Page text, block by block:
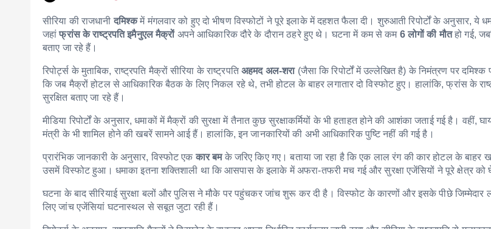
सीरिया की राजधानीदमिश्कमें मंगलवार को हुए दो भीषण विस्फोटों ने पूरे इलाके में दहशत फैला दी। शुरुआती रिपोर्टों के अनुसार, ये
जहांफ्रांस के राष्ट्रपति इमैनुएल मैक्रोंअपने आधिकारिक दौरे के दौरान ठहरे हुए थे। घटना में कम से कम 6 लोगों की मौतहो गई,
बताए जा रहे हैं।
रिपोर्ट्स के मुताबिक, राष्ट्रपति मैक्रों सीरिया के राष्ट्रपतिअहमद अल-शरा(जैसा कि रिपोर्टों में उल्लेखित है) के निमंत्रण पर दमिश्क
कि जब मैक्रों होटल से आधिकारिक बैठक के लिए निकल रहे थे, तभी होटल के बाहर लगातार दो विस्फोट हुए। हालांकि, फ्रांस के
सुरक्षित बताए जा रहे हैं।
मीडिया रिपोर्टों के अनुसार, धमाकों में मैक्रों की सुरक्षा में तैनात कुछ सुरक्षाकर्मियों के भी हताहत होने की आशंका जताई गई है। वहीं,
मंत्री के भी शामिल होने की खबरें सामने आई हैं। हालांकि, इन जानकारियों की अभी आधिकारिक पुष्टि नहीं की गई है।
प्रारंभिक जानकारी के अनुसार, विस्फोट एककार बमके जरिए किए गए। बताया जा रहा है कि एक लाल रंग की कार होटल के बाहर
उसमें विस्फोट हुआ। धमाका इतना शक्तिशाली था कि आसपास के इलाके में अफरा-तफरी मच गई और सुरक्षा एजेंसियों ने पूरे क्षेत्र को
घटना के बाद सीरियाई सुरक्षा बलों और पुलिस ने मौके पर पहुंचकर जांच शुरू कर दी है। विस्फोट के कारणों और इसके पीछे जिम्मेदार
लिए जांच एजेंसियां घटनास्थल से सबूत जुटा रही हैं।